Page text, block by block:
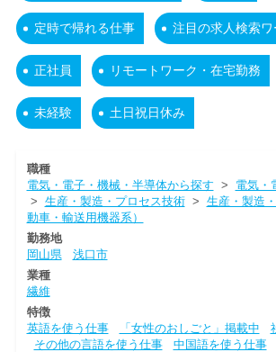
定時で帰れる仕事 注目の求人検索ワ
正社員 リモートワーク・在宅勤務
未経験 土日祝日休み
職種
電気・電子・機械・半導体から探す > 電気・
> 生産・製造・プロセス技術> 生産・製造
動車・輸送用機器系）
勤務地
岡山県
浅口市
業種
繊維
特徴
英語を使う仕事
「女性のおしごと」掲載中
その他の言語を使う仕事
中国語を使う仕事